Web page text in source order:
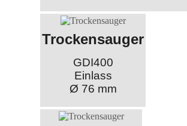
Trockensauger
GDI400
Einlass
Ø 76 mm